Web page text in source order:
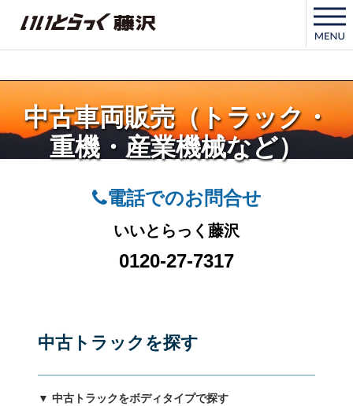
いいとらっく藤沢
中古車両販売（トラック・
重機・産業機械など）
電話でのお問合せ
いいとらっく藤沢
0120-27-7317
中古トラックを探す
▼ 中古トラックをボディタイプで探す